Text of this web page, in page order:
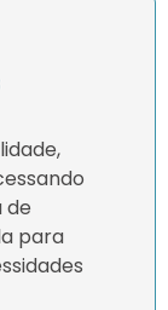
de
para